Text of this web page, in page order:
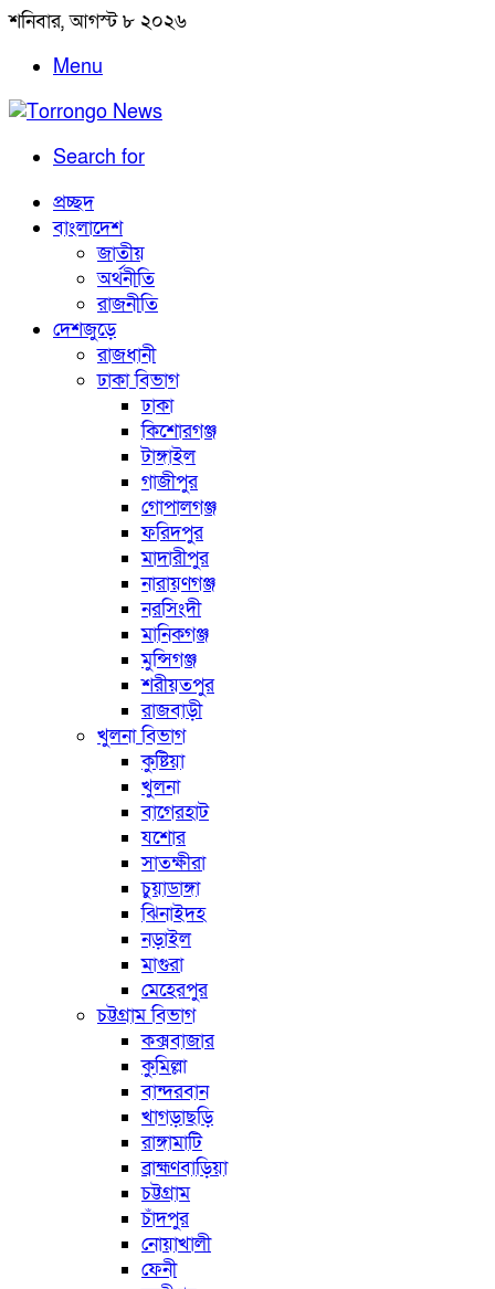
শনিবার, আগস্ট ৮ ২০২৬
Menu
Search for
প্রচ্ছদ
বাংলাদেশ
জাতীয়
অর্থনীতি
রাজনীতি
দেশজুড়ে
রাজধানী
ঢাকা বিভাগ
ঢাকা
কিশোরগঞ্জ
টাঙ্গাইল
গাজীপুর
গোপালগঞ্জ
ফরিদপুর
মাদারীপুর
নারায়ণগঞ্জ
নরসিংদী
মানিকগঞ্জ
মুন্সিগঞ্জ
শরীয়তপুর
রাজবাড়ী
খুলনা বিভাগ
কুষ্টিয়া
খুলনা
বাগেরহাট
যশোর
সাতক্ষীরা
চুয়াডাঙ্গা
ঝিনাইদহ
নড়াইল
মাগুরা
মেহেরপুর
চট্টগ্রাম বিভাগ
কক্সবাজার
কুমিল্লা
বান্দরবান
খাগড়াছড়ি
রাঙ্গামাটি
ব্রাহ্মণবাড়িয়া
চট্টগ্রাম
চাঁদপুর
নোয়াখালী
ফেনী